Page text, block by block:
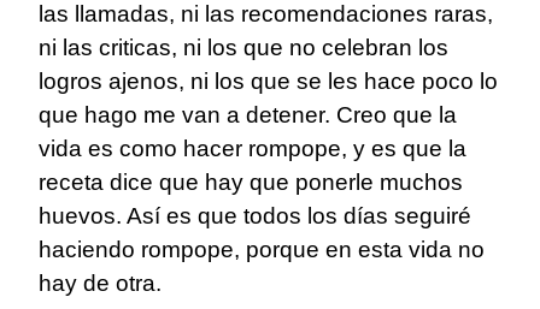
las llamadas, ni las recomendaciones raras,
ni las criticas, ni los que no celebran los
logros ajenos, ni los que se les hace poco lo
que hago me van a detener. Creo que la
vida es como hacer rompope, y es que la
receta dice que hay que ponerle muchos
huevos. Así es que todos los días seguiré
haciendo rompope, porque en esta vida no
hay de otra.